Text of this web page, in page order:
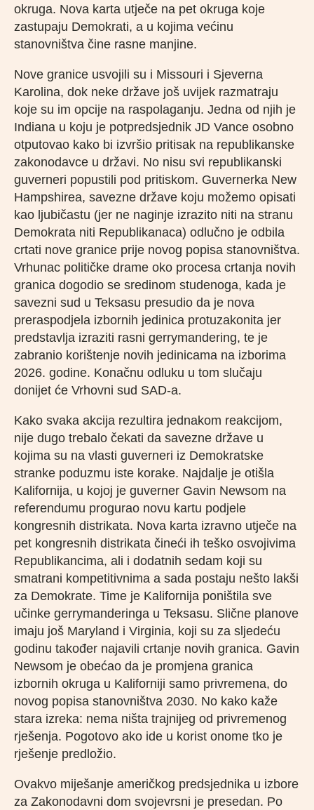
okruga. Nova karta utječe na pet okruga koje
zastupaju Demokrati, a u kojima većinu
stanovništva čine rasne manjine.
Nove granice usvojili su i Missouri i Sjeverna
Karolina, dok neke države još uvijek razmatraju
koje su im opcije na raspolaganju. Jedna od njih je
Indiana u koju je potpredsjednik JD Vance osobno
otputovao kako bi izvršio pritisak na republikanske
zakonodavce u državi. No nisu svi republikanski
guverneri popustili pod pritiskom. Guvernerka New
Hampshirea, savezne države koju možemo opisati
kao ljubičastu (jer ne naginje izrazito niti na stranu
Demokrata niti Republikanaca) odlučno je odbila
crtati nove granice prije novog popisa stanovništva.
Vrhunac političke drame oko procesa crtanja novih
granica dogodio se sredinom studenoga, kada je
savezni sud u Teksasu presudio da je nova
preraspodjela izbornih jedinica protuzakonita jer
predstavlja izraziti rasni gerrymandering, te je
zabranio korištenje novih jedinicama na izborima
2026. godine. Konačnu odluku u tom slučaju
donijet će Vrhovni sud SAD-a.
Kako svaka akcija rezultira jednakom reakcijom,
nije dugo trebalo čekati da savezne države u
kojima su na vlasti guverneri iz Demokratske
stranke poduzmu iste korake. Najdalje je otišla
Kalifornija, u kojoj je guverner Gavin Newsom na
referendumu progurao novu kartu podjele
kongresnih distrikata. Nova karta izravno utječe na
pet kongresnih distrikata čineći ih teško osvojivima
Republikancima, ali i dodatnih sedam koji su
smatrani kompetitivnima a sada postaju nešto lakši
za Demokrate. Time je Kalifornija poništila sve
učinke gerrymanderinga u Teksasu. Slične planove
imaju još Maryland i Virginia, koji su za sljedeću
godinu također najavili crtanje novih granica. Gavin
Newsom je obećao da je promjena granica
izbornih okruga u Kaliforniji samo privremena, do
novog popisa stanovništva 2030. No kako kaže
stara izreka: nema ništa trajnijeg od privremenog
rješenja. Pogotovo ako ide u korist onome tko je
rješenje predložio.
Ovakvo miješanje američkog predsjednika u izbore
za Zakonodavni dom svojevrsni je presedan. Po